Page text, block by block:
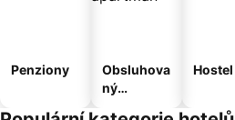
Penziony
Obsluhova
ný
Hostel